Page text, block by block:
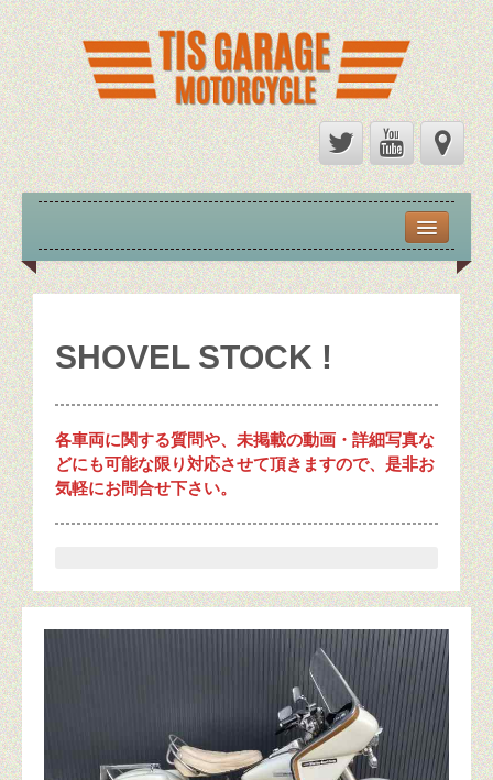
FORSALE
SHOVEL
TWINCAM
SPORTSTER
OTHERS
SHOVEL STOCK !
各車両に関する質問や、未掲載の動画・詳細写真な
どにも可能な限り対応させて頂きますので、是非お
気軽にお問合せ下さい。